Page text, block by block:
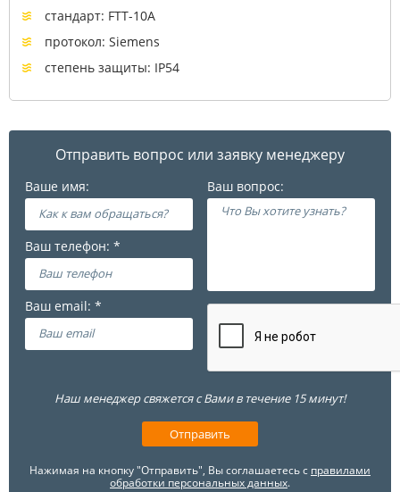
стандарт: FTT-10А
протокол: Siemens
степень защиты: IP54
Отправить вопрос или заявку менеджеру
Наш менеджер свяжется с Вами в течение 15 минут!
Нажимая на кнопку "Отправить", Вы соглашаетесь с правилами
обработки персональных данных.